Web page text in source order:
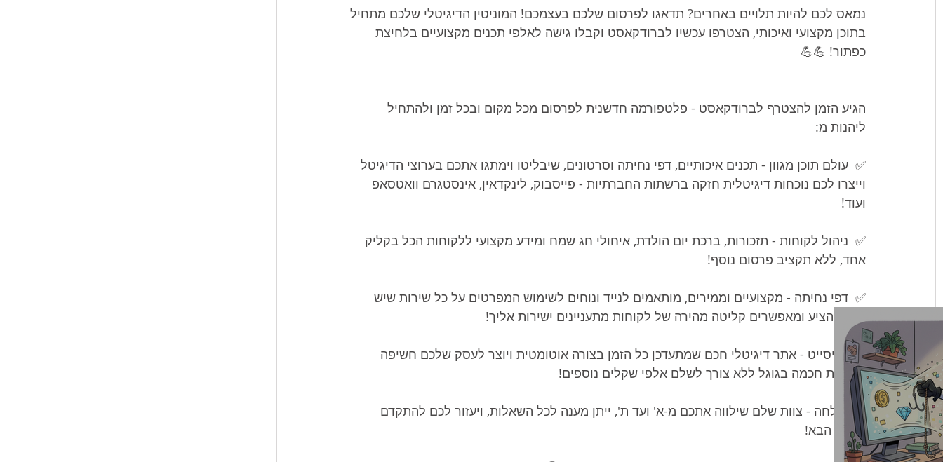
נמאס לכם להיות תלויים באחרים? תדאגו לפרסום שלכם בעצמכם! המוניטין הדיגיטלי שלכם מתחיל
בתוכן מקצועי ואיכותי, הצטרפו עכשיו לברודקאסט וקבלו גישה לאלפי תכנים מקצועיים בלחיצת
כפתור! 💪💪
הגיע הזמן להצטרף לברודקאסט - פלטפורמה חדשנית לפרסום מכל מקום ובכל זמן ולהתחיל
ליהנות מ:
✅  עולם תוכן מגוון - תכנים איכותיים, דפי נחיתה וסרטונים, שיבליטו וימתגו אתכם בערוצי הדיגיטל
וייצרו לכם נוכחות דיגיטלית חזקה ברשתות החברתיות - פייסבוק, לינקדאין, אינסטגרם וואטסאפ
ועוד!
✅  ניהול לקוחות - תזכורות, ברכת יום הולדת, איחולי חג שמח ומידע מקצועי ללקוחות הכל בקליק
אחד, ללא תקציב פרסום נוסף!
✅  דפי נחיתה - מקצועיים וממירים, מותאמים לנייד ונוחים לשימוש המפרטים על כל שירות שיש
לכם להציע ומאפשרים קליטה מהירה של לקוחות מתעניינים ישירות אליך!
✅ מיניסייט - אתר דיגיטלי חכם שמתעדכן כל הזמן בצורה אוטומטית ויוצר לעסק שלכם חשיפה
אורגנית חכמה בגוגל ללא צורך לשלם אלפי שקלים נוספים!
✅ הצלחה - צוות שלם שילווה אתכם מ-א' ועד ת', ייתן מענה לכל השאלות, ויעזור לכם להתקדם
לשלב הבא!